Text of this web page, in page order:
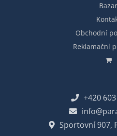
Bazar
Obchodní
Reklamační
+420
Sportovní 907,